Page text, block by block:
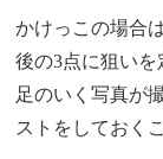
かけっこの場合
後の3点に狙い
足のいく写真が
ストをしておく